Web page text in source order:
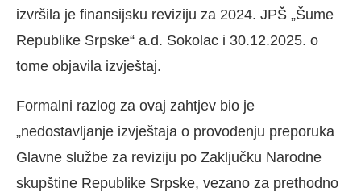
izvršila je finansijsku reviziju za 2024. JPŠ „Šume
Republike Srpske“ a.d. Sokolac i 30.12.2025. o
tome objavila izvještaj.
Formalni razlog za ovaj zahtjev bio je
„nedostavljanje izvještaja o provođenju preporuka
Glavne službe za reviziju po Zaključku Narodne
skupštine Republike Srpske, vezano za prethodno